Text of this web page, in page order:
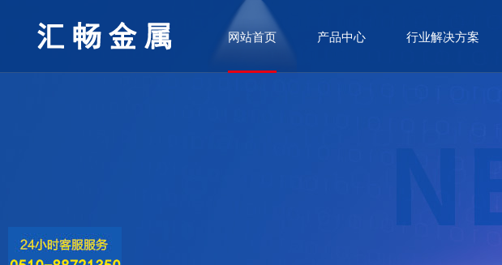
网站首页 产品中心 行业解决方案